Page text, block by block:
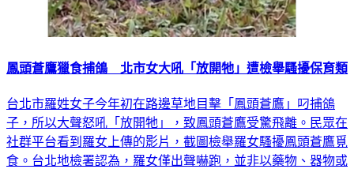
台北市羅姓女子今年初在路邊草地目擊「鳳頭蒼鷹」叼捕鴿
子，所以大聲怒吼「放開牠」，致鳳頭蒼鷹受驚飛離。民眾在
社群平台看到羅女上傳的影片，截圖檢舉羅女騷擾鳳頭蒼鷹覓